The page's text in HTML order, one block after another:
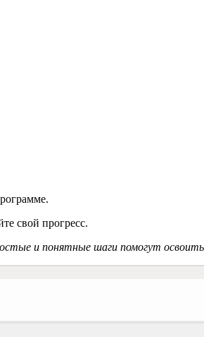
свой прогресс.
и понятные шаги помогут освоить